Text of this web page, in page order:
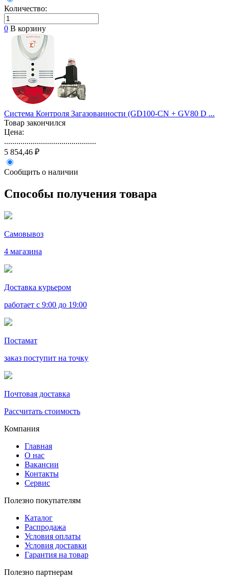
Количество:
0 В корзину
Система Контроля Загазованности (GD100-CN + GV80 D ...
Товар закончился
Цена:
.............................................
5 854,46 ₽
Сообщить о наличии
Способы получения товара
Самовывоз
4 магазина
Доставка курьером
работает с 9:00 до 19:00
Постамат
заказ поступит на точку
Почтовая доставка
Рассчитать стоимость
Компания
Главная
О нас
Вакансии
Контакты
Сервис
Полезно покупателям
Каталог
Распродажа
Условия оплаты
Условия доставки
Гарантия на товар
Полезно партнерам